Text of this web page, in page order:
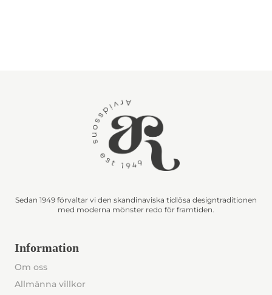
Sedan 1949 förvaltar vi den skandinaviska tidlösa designtraditionen
med moderna mönster redo för framtiden.
Information
Om oss
Allmänna villkor